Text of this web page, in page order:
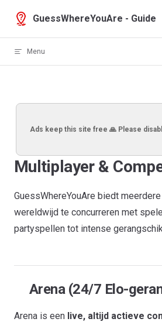
Skip to content
GuessWhereYouAre - Guide
Menu
Ads keep this site free 🙏 Please
Multiplayer &
GuessWhereYouAre biedt
wereldwijd te concurreren met
partyspellen tot intense
Arena (24/7 Elo-
Arena is een live, altijd actieve